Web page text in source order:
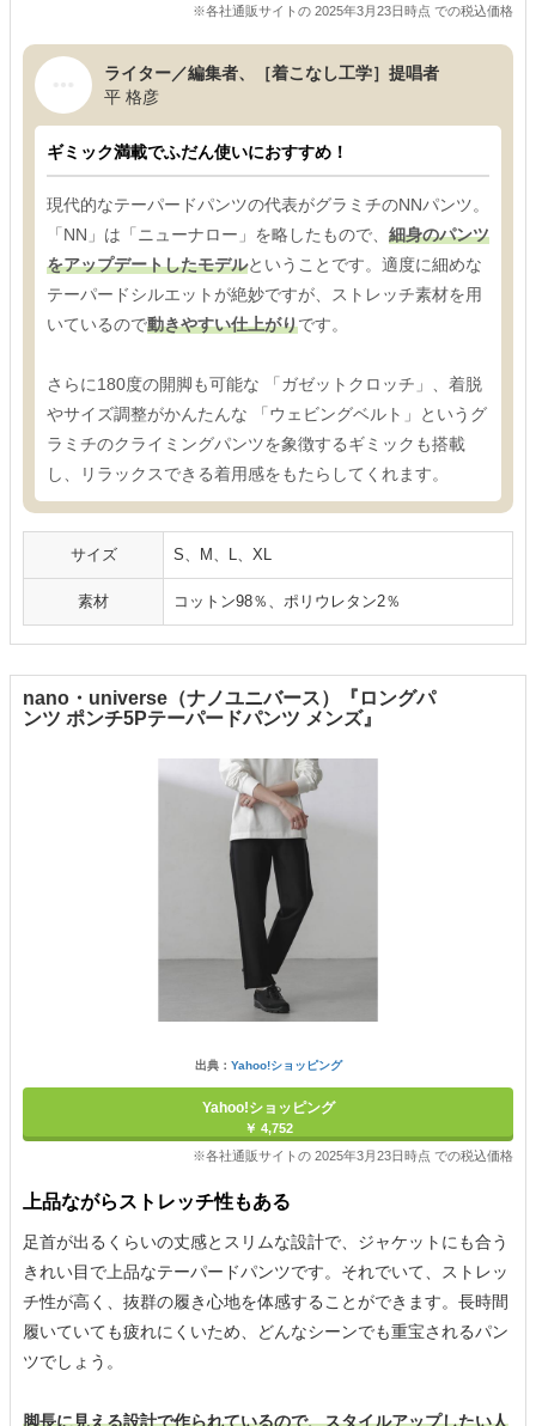
※各社通販サイトの 2025年3月23日時点 での税込価格
ライター／編集者、［着こなし工学］提唱者
平 格彦
ギミック満載でふだん使いにおすすめ！
現代的なテーパードパンツの代表がグラミチのNNパンツ。
「NN」は「ニューナロー」を略したもので、 細身のパンツ
をアップデートしたモデルということです。適度に細めな
テーパードシルエットが絶妙ですが、ストレッチ素材を用
いているので動きやすい仕上がりです。
さらに180度の開脚も可能な 「ガゼットクロッチ」、着脱
やサイズ調整がかんたんな 「ウェビングベルト」というグ
ラミチのクライミングパンツを象徴するギミックも搭載
し、リラックスできる着用感をもたらしてくれます。
サイズ S、M、L、XL
素材 コットン98％、ポリウレタン2％
nano・universe（ナノユニバース）『ロングパ
ンツ ポンチ5Pテーパードパンツ メンズ』
出典： Yahoo!ショッピング
Yahoo!ショッピング
￥ 4,752
※各社通販サイトの 2025年3月23日時点 での税込価格
上品ながらストレッチ性もある
足首が出るくらいの丈感とスリムな設計で、ジャケットにも合う
きれい目で上品なテーパードパンツです。それでいて、ストレッ
チ性が高く、抜群の履き心地を体感することができます。長時間
履いていても疲れにくいため、どんなシーンでも重宝されるパン
ツでしょう。
脚長に見える設計で作られているので、スタイルアップしたい人